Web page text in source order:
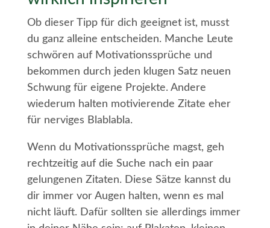
Ob dieser Tipp für dich geeignet ist, musst
du ganz alleine entscheiden. Manche Leute
schwören auf Motivationssprüche und
bekommen durch jeden klugen Satz neuen
Schwung für eigene Projekte. Andere
wiederum halten motivierende Zitate eher
für nerviges Blablabla.
Wenn du Motivationssprüche magst, geh
rechtzeitig auf die Suche nach ein paar
gelungenen Zitaten. Diese Sätze kannst du
dir immer vor Augen halten, wenn es mal
nicht läuft. Dafür sollten sie allerdings immer